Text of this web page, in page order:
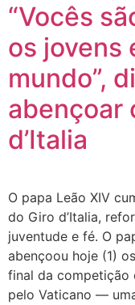
“Vocês
os jovens
mundo”,
abençoar
d’Italia
O papa Leão XIV
do Giro d’Italia,
juventude e fé. O
abençoou hoje (1)
final da competição
pelo Vaticano —